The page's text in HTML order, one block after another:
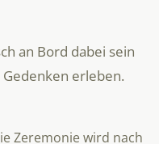
an Bord dabei sein
erleben.
Zeremonie wird nach